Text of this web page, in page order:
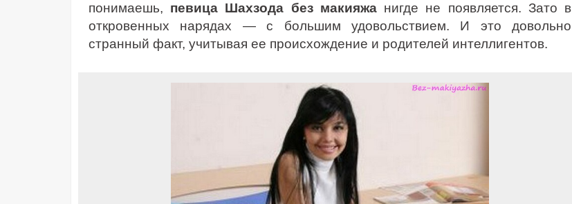
понимаешь, певица Шахзода без макияжа нигде не появляется. Зато в
откровенных нарядах — с большим удовольствием. И это довольно
странный факт, учитывая ее происхождение и родителей интеллигентов.